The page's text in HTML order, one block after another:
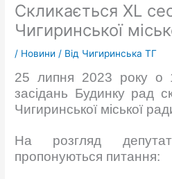
Скликається XL
Чигиринської
/ Новини / Від Чигиринська ТГ
25 липня 2023 року о
засідань Будинку рад
Чигиринської міської
На розгляд
пропонуються питання: